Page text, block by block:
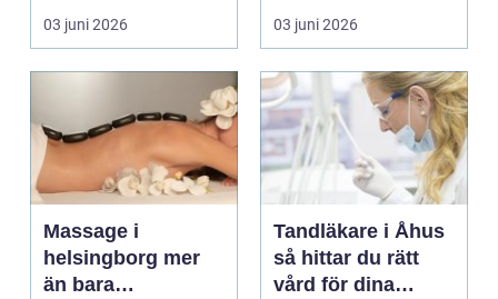
yrkesrollen o...
03 juni 2026
och lindra problem...
03 juni 2026
Massage i
helsingborg mer
än bara
Tandläkare i Åhus
så hittar du rätt
vård för dina